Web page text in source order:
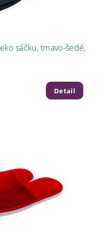
sáčku, tmavo-šedé,
Detail